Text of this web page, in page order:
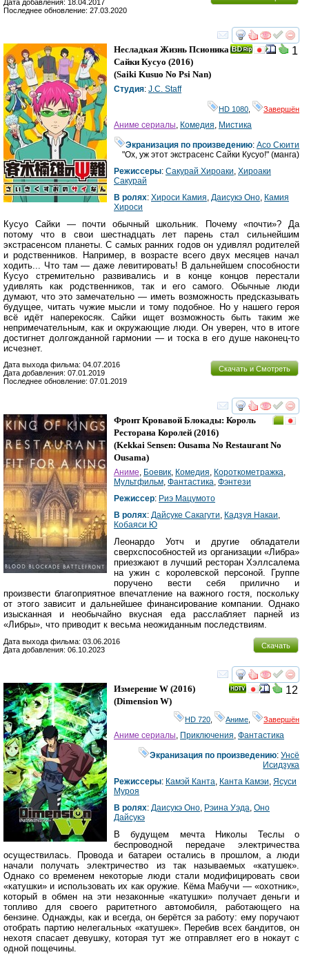
Дата добавления: 18.04.2017
Последнее обновление: 27.03.2020
смотреть
1
Несладкая Жизнь Псионика
Сайки Кусуо (2016)
(Saiki Kusuo No Psi Nan)
Студия: J.C. Staff
HD 1080 Завершён
Аниме сериалы Комедия Мистика
Экранизация по произведению:Асо Сюити
"Ох, уж этот экстрасенс Сайки Кусуо!" (манга)
Режиссеры: Сакурай Хироаки Хироаки
Сакурай
В ролях: Хироси Камия Даисукэ Оно Камия
Хироси
Кусуо Сайки — почти обычный школьник. Почему «почти»? Да
потому что в свои шестнадцать лет парень стал сильнейшим
экстрасенсом планеты. С самых ранних годов он удивлял родителей
и родственников. Например, в возрасте всего двух месяцев начал
ходить... Что там — даже левитировать! В дальнейшем способности
Кусуо стремительно развивались и в конце концов перестали
удивлять как родственников, так и его самого. Обычные люди
думают, что это замечательно — иметь возможность предсказывать
будущее, читать чужие мысли и тому подобное. Но у нашего героя
всё идёт наперекосяк. Сайки ищет возможность быть таким же
непримечательным, как и окружающие люди. Он уверен, что в итоге
достигнет долгожданной гармонии — и тоска в его душе наконец-то
исчезнет.
Скачать и Смотреть
Дата выхода фильма: 04.07.2016
Дата добавления: 07.01.2019
Последнее обновление: 07.01.2019
смотреть
Фронт Кровавой Блокады: Король
Ресторана Королей (2016)
(Kekkai Sensen: Ousama No Restaurant No
Ousama)
Аниме, Боевик, Комедия, Короткометражка,
Мультфильм, Фантастика, Фэнтези
Режиссер: Риэ Мацумото
В ролях: Дайсуке Сакагути, Кадзуя Накаи,
Кобаяси Ю
Леонардо Уотч и другие обладатели
сверхспособностей из организации «Либра»
приезжают в лучший ресторан Хэллсалема
на ужин с королевской персоной. Группе
поручено вести себя прилично и
произвести благоприятное впечатление на важного гостя, поскольку
от этого зависит и дальнейшее финансирование компании. Однако
изысканная и необычайно вкусная еда расслабляет парней из
«Либры», что приводит к весьма неожиданным последствиям.
Скачать
Дата выхода фильма: 03.06.2016
Дата добавления: 06.10.2023
смотреть
12
Измерение W (2016)
(Dimension W)
HD 720 Аниме Завершён
Аниме сериалы, Приключения, Фантастика
Экранизация по произведению:Унсё
Исидзука
Режиссеры: Камэй Канта, Канта Камэи, Ясуси
Муроя
В ролях: Даисукэ Оно, Рэина Уэда, Оно
Дайсукэ
В будущем мечта Николы Теслы о
беспроводной передаче электричества
осуществилась. Провода и батареи остались в прошлом, а люди
начали получать электричество из так называемых «катушек».
Однако со временем некоторые люди стали модифицировать свои
«катушки» и использовать их как оружие. Кёма Мабучи — «охотник»,
который в обмен на эти незаконные «катушки» получает деньги и
топливо для своего раритетного автомобиля, работающего на
бензине. Однажды, как и всегда, он берётся за работу: ему поручают
отобрать партию нелегальных «катушек». Перебив всех бандитов, он
нехотя спасает девушку, которая тут же отправляет его в нокаут с
одной пощечины.